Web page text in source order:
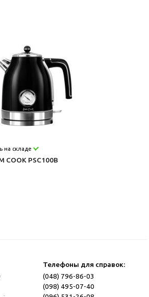
на складе
COOK PSC100B
Телефоны для справок:
(048) 796-86-03
(098) 495-07-40